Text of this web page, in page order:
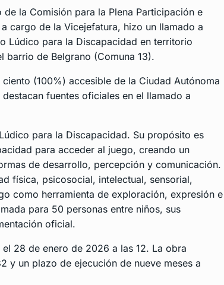
la Comisión para la Plena Participación e
cargo de la Vicejefatura, hizo un llamado a
Lúdico para la Discapacidad en territorio
barrio de Belgrano (Comuna 13).
(100%) accesible de la Ciudad Autónoma
fuentes oficiales en el llamado a
para la Discapacidad. Su propósito es
para acceder al juego, creando un
de desarrollo, percepción y comunicación.
física, psicosocial, intelectual, sensorial,
como herramienta de exploración, expresión e
para 50 personas entre niños, sus
oficial.
28 de enero de 2026 a las 12. La obra
y un plazo de ejecución de nueve meses a